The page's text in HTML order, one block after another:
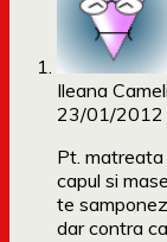
Ileana
23/01/2012
Pt.
capul si
te
dar contra